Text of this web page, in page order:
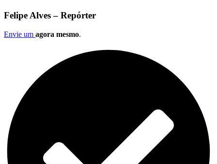
Felipe Alves – Repórter
Envie um agora mesmo.